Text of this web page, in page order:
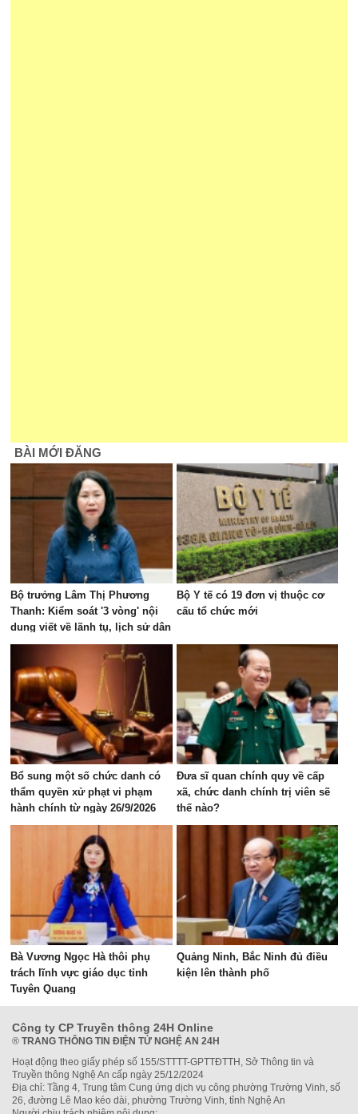
BÀI MỚI ĐĂNG
Bộ trưởng Lâm Thị Phương
Thanh: Kiểm soát '3 vòng' nội
dung viết về lãnh tụ, lịch sử dân
tộc
Bộ Y tế có 19 đơn vị thuộc cơ
cấu tổ chức mới
Bổ sung một số chức danh có
thẩm quyền xử phạt vi phạm
hành chính từ ngày 26/9/2026
Đưa sĩ quan chính quy về cấp
xã, chức danh chính trị viên sẽ
thế nào?
Bà Vương Ngọc Hà thôi phụ
trách lĩnh vực giáo dục tỉnh
Tuyên Quang
Quảng Ninh, Bắc Ninh đủ điều
kiện lên thành phố
Công ty CP Truyền thông 24H Online
® TRANG THÔNG TIN ĐIỆN TỬ NGHỆ AN 24H
Hoạt động theo giấy phép số 155/STTTT-GPTTĐTTH, Sở Thông tin và
Truyền thông Nghệ An cấp ngày 25/12/2024
Địa chỉ: Tầng 4, Trung tâm Cung ứng dịch vụ công phường Trường Vinh, số
26, đường Lê Mao kéo dài, phường Trường Vinh, tỉnh Nghệ An